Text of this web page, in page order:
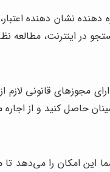
دهنده نشان دهنده
در اینترنت،
مجوزهای قانونی
حاصل کنید و از
این امکان را می‌دهد